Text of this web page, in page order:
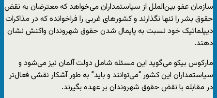
سازمان عفو بین‌الملل از سیاستمداران می‌خواهد که معترضان به نقض
حقوق بشر را تنها نگذارند و کشورهای غربی را فراخوانده که در مذاکرات
دیپلماتیک خود نسبت به پایمال شدن حقوق شهروندان واکنش نشان
دهند.
مارکوس بیکو می‌گوید این مسئله شامل دولت آلمان نیز می‌شود و
سیاستمداران این کشور “می‌توانند و باید” به طور آشکار نقشی فعال‌تر
در مقابله با نقض حقوق شهروندان بر عهده بگیرند.